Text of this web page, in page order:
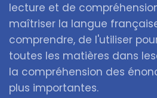
lecture et de
maîtriser la langue
comprendre, de l'utiliser
toutes les matières dans
la compréhension des
plus importantes.